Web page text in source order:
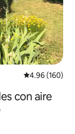
Calificación
4.96 (160)
con aire